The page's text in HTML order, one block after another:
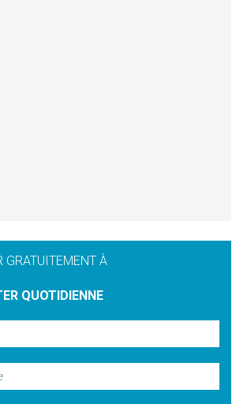
GRATUITEMENT À
QUOTIDIENNE